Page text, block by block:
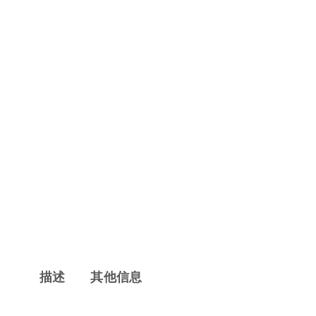
描述 其他信息